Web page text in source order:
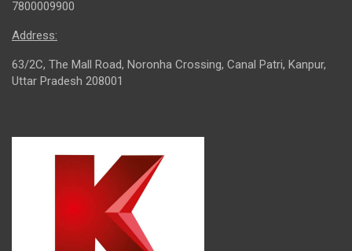
7800009900
Address:
63/2C, The Mall Road, Noronha Crossing, Canal Patri, Kanpur,
Uttar Pradesh 208001